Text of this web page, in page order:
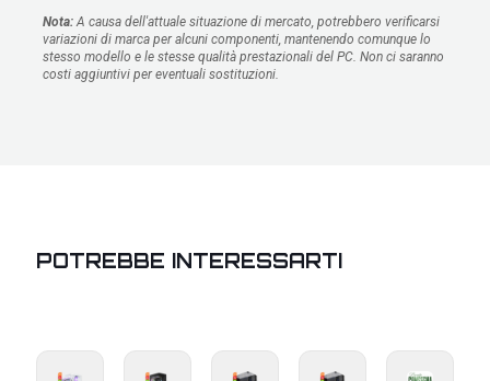
Nota: A causa dell'attuale situazione di mercato, potrebbero verificarsi
variazioni di marca per alcuni componenti, mantenendo comunque lo
stesso modello e le stesse qualità prestazionali del PC. Non ci saranno
costi aggiuntivi per eventuali sostituzioni.
POTREBBE INTERESSARTI